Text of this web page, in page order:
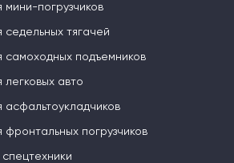
погрузчиков
тягачей
самоходных подъемников
авто
погрузчиков